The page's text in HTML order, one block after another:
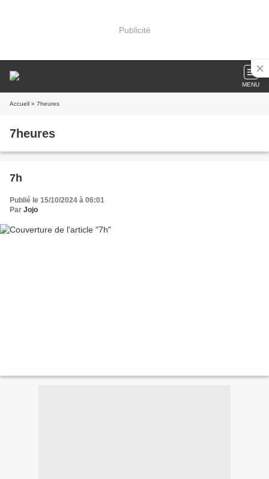
Publicité
MENU
Accueil » 7heures
7heures
7h
Publié le 15/10/2024 à 06:01
Par Jojo